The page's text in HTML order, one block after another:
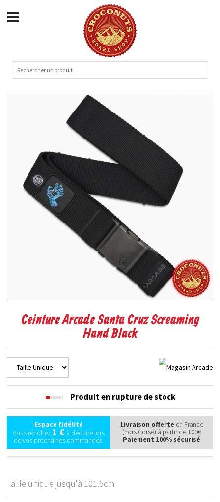
Ceinture Arcade Santa Cruz Screaming
Hand Black
Produit en rupture de stock
Espace fidélité
Vous récoltez 1 €à déduire lors
de vos prochaines commandes.
Livraison offerte en France
(hors Corse) à partir de 100€
Paiement 100% sécurisé
Taille unique jusqu'à 101.5cm